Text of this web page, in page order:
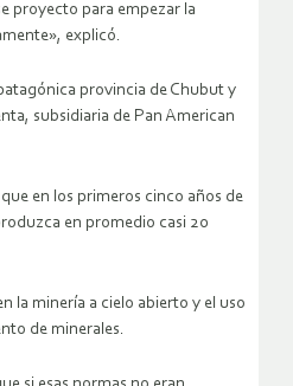
proyecto para empezar la
explicó.
provincia de Chubut y
subsidiaria de Pan American
en los primeros cinco años de
en promedio casi 20
la minería a cielo abierto y el uso
de minerales.